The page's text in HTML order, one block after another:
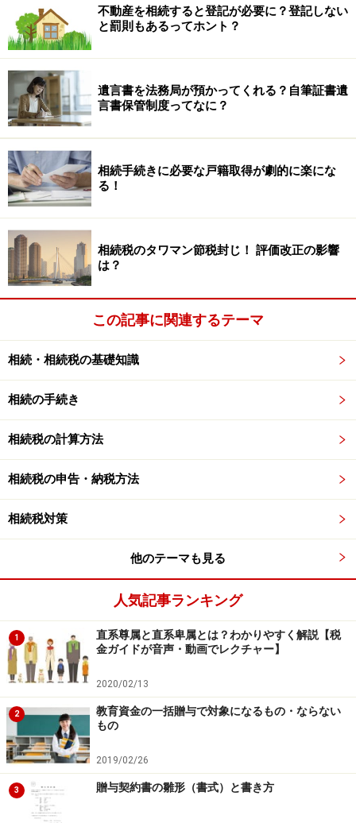
期間が平成25年4月1日から平成31年3月31日までに限ら
れています。
※当初は平成27年12月31日まででしたが、平成27年度税
制改正により期間が延長されました。更に2019年度税制
改正により、期間が「2021年3月31日まで」に延長され
ます。
●所得制限がある
2019年度税制改正により、所得制限が設けられます。
2019年4月1日以降の信託等は、信託等する日の属する年
の前年の受贈者の所得金額が1000万円を超える場合には
この制度は利用できないことになります。
●領収書をとっておく必要がある
金融機関への領収書の提出が面倒。また、｢指導をする者
の名前｣で領収書が出るものに限られるため、自分で買っ
※なお平成27年度税制改正により、提出する領収書等が
に記載された支払金額が1万円以下で、かつ、その年中
における合計支払金額が24万円に達するまでのものにつ
いては、教育資金の内訳などを記載した明細書とするこ
とができます。
教育資金の範囲が不明確で、迷うものがあります。下宿
代、海外留学の滞在費などは教育資金に該当しません。
なお外貨で支払った金額は支払日の為替レート(TTS)で
円換算されるため、実際に払った金額と領収書の金額に
誤差が生じてしまうことも。
※なお平成27年度税制改正により、平成27年4月1日以降
の｢通学定期券代｣｢留学渡航費｣等が教育資金の対象とし
て加わりました。
不動産を相続すると登記が必要に？登記しない
と罰則もあるってホント？
遺言書を法務局が預かってくれる？自筆証書遺
言書保管制度ってなに？
相続手続きに必要な戸籍取得が劇的に楽にな
る！
相続税のタワマン節税封じ！ 評価改正の影響
は？
この記事に関連するテーマ
相続・相続税の基礎知識
相続の手続き
相続税の計算方法
相続税の申告・納税方法
相続税対策
他のテーマも見る
人気記事ランキング
1
直系尊属と直系卑属とは？わかりやすく解説【税
金ガイドが音声・動画でレクチャー】
2020/02/13
2
教育資金の一括贈与で対象になるもの・ならない
もの
2019/02/26
3 贈与契約書の雛形（書式）と書き方